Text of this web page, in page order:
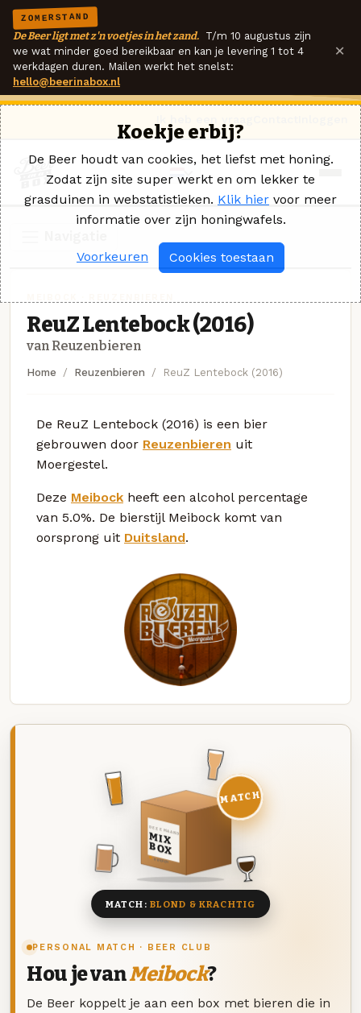
ZOMERSTAND
De Beer ligt met z'n voetjes in het zand. T/m 10 augustus zijn
we wat minder goed bereikbaar en kan je levering 1 tot 4
werkdagen duren. Mailen werkt het snelst:
hello@beerinabox.nl
×
ReuZ Lentebock (2016)
van Reuzenbieren
Home Reuzenbieren ReuZ Lentebock (2016)
De ReuZ Lentebock (2016) is een bier
gebrouwen door Reuzenbieren uit
Moergestel.
Deze Meibock heeft een alcohol percentage
van 5.0%. De bierstijl Meibock komt van
oorsprong uit Duitsland.
PERSONAL MATCH · BEER CLUB
Hou je vanMeibock?
De Beer koppelt je aan een box met bieren die in
DEZE MAAND
MIX
BOX
8 BIEREN
MATCH
MATCH: BLOND & KRACHTIG
Koekje erbij?
De Beer houdt van cookies, het liefst met honing.
Zodat zijn site super werkt en om lekker te
grasduinen in webstatistieken. Klik hier voor meer
informatie over zijn honingwafels.
Voorkeuren Cookies toestaan